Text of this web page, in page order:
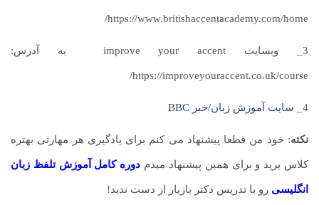
https://www.britishaccentacademy.com/home/
3_ وبسایت improve your accent به آدرس:
https://improveyouraccent.co.uk/course/
4_ سایت آموزش زبان/خبر BBC
نکته: خود من قطعا پیشنهاد می کنم برای یادگیری هر مهارتی بهتره
کلاس برید و برای همین پیشنهاد میدم دوره کامل آموزش تلفظ زبان
انگلیسی رو با تدریس دکتر بازیار از دست ندید!